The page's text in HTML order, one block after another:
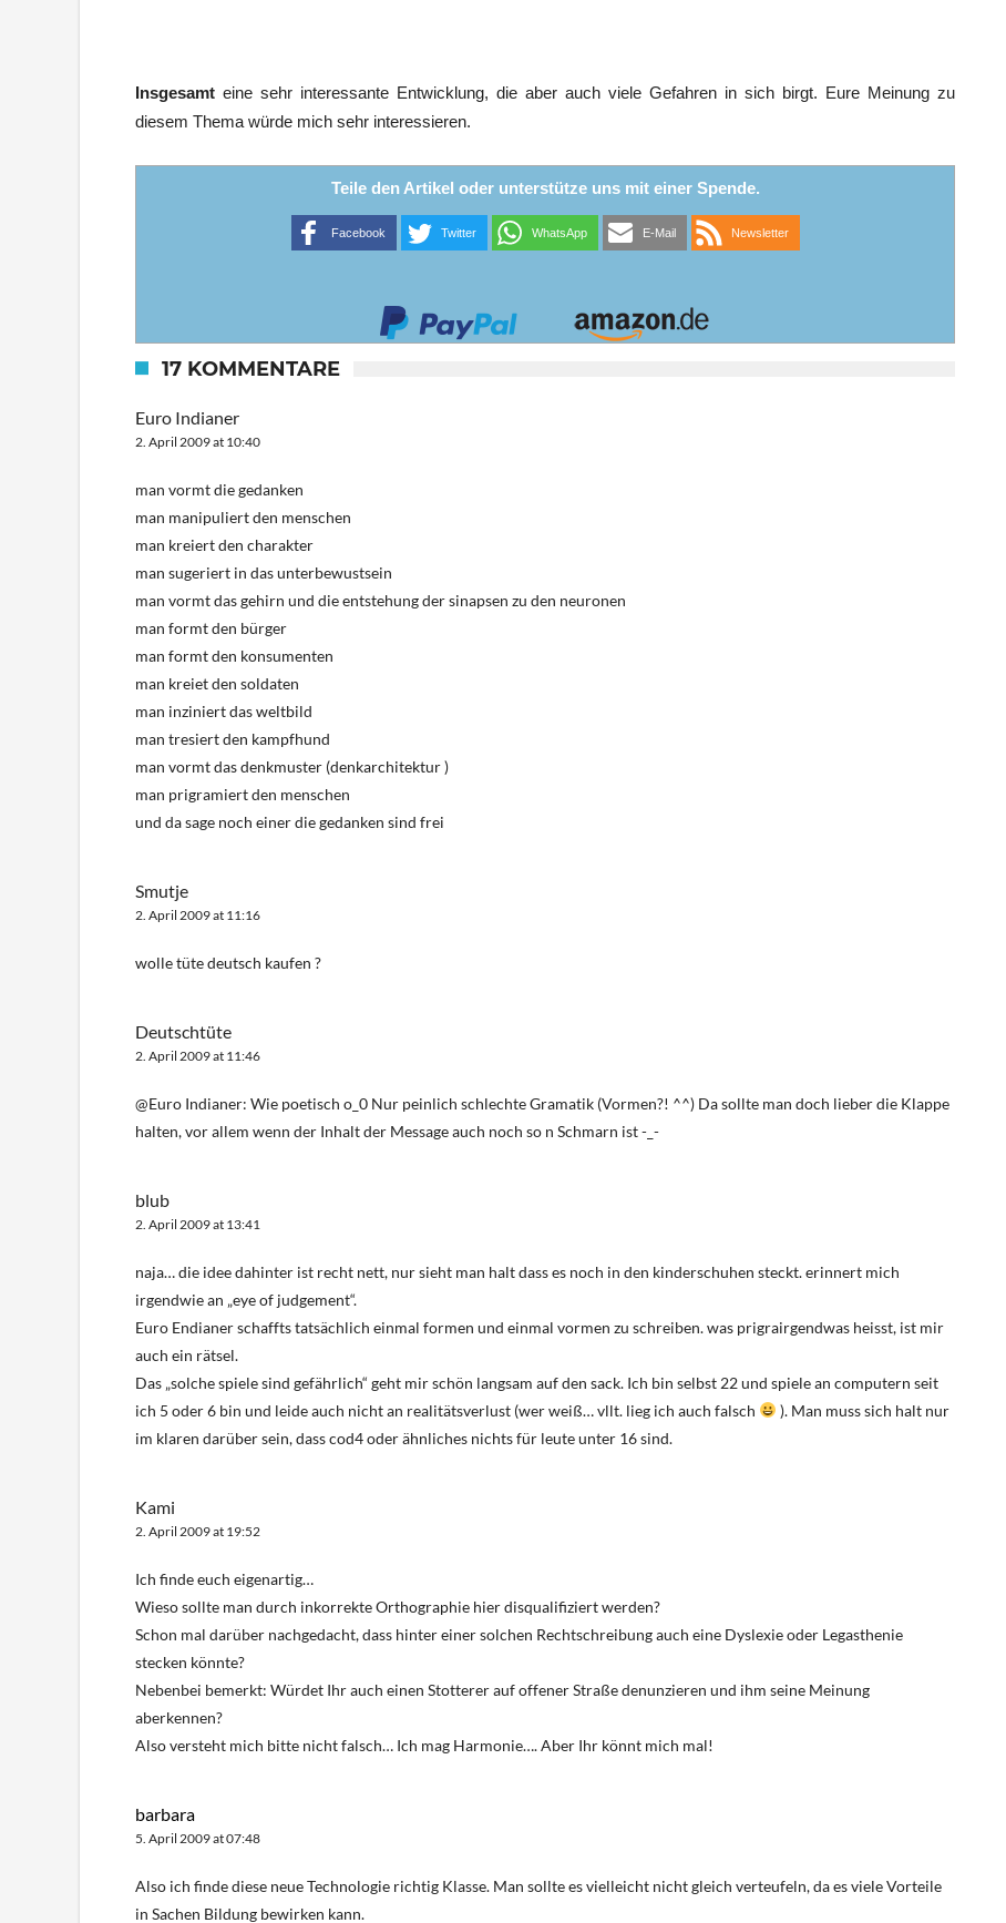
Insgesamt eine sehr interessante Entwicklung, die aber auch viele Gefahren in sich birgt. Eure Meinung zu
diesem Thema würde mich sehr interessieren.
Teile den Artikel oder unterstütze uns mit einer Spende.
Facebook Twitter WhatsApp E-Mail Newsletter
17 KOMMENTARE
Euro Indianer
2. April 2009 at 10:40
man vormt die gedanken
man manipuliert den menschen
man kreiert den charakter
man sugeriert in das unterbewustsein
man vormt das gehirn und die entstehung der sinapsen zu den neuronen
man formt den bürger
man formt den konsumenten
man kreiet den soldaten
man inziniert das weltbild
man tresiert den kampfhund
man vormt das denkmuster (denkarchitektur )
man prigramiert den menschen
und da sage noch einer die gedanken sind frei
Smutje
2. April 2009 at 11:16
wolle tüte deutsch kaufen ?
Deutschtüte
2. April 2009 at 11:46
@Euro Indianer: Wie poetisch o_0 Nur peinlich schlechte Gramatik (Vormen?! ^^) Da sollte man doch lieber die Klappe
halten, vor allem wenn der Inhalt der Message auch noch so n Schmarn ist -_-
blub
2. April 2009 at 13:41
naja… die idee dahinter ist recht nett, nur sieht man halt dass es noch in den kinderschuhen steckt. erinnert mich
irgendwie an „eye of judgement“.
Euro Endianer schaffts tatsächlich einmal formen und einmal vormen zu schreiben. was prigrairgendwas heisst, ist mir
auch ein rätsel.
Das „solche spiele sind gefährlich“ geht mir schön langsam auf den sack. Ich bin selbst 22 und spiele an computern seit
ich 5 oder 6 bin und leide auch nicht an realitätsverlust (wer weiß… vllt. lieg ich auch falsch
). Man muss sich halt nur
im klaren darüber sein, dass cod4 oder ähnliches nichts für leute unter 16 sind.
Kami
2. April 2009 at 19:52
Ich finde euch eigenartig…
Wieso sollte man durch inkorrekte Orthographie hier disqualifiziert werden?
Schon mal darüber nachgedacht, dass hinter einer solchen Rechtschreibung auch eine Dyslexie oder Legasthenie
stecken könnte?
Nebenbei bemerkt: Würdet Ihr auch einen Stotterer auf offener Straße denunzieren und ihm seine Meinung
aberkennen?
Also versteht mich bitte nicht falsch… Ich mag Harmonie…. Aber Ihr könnt mich mal!
barbara
5. April 2009 at 07:48
Also ich finde diese neue Technologie richtig Klasse. Man sollte es vielleicht nicht gleich verteufeln, da es viele Vorteile
in Sachen Bildung bewirken kann.